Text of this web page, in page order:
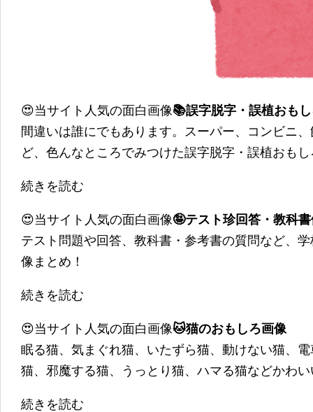
😍当サイト人気の面白画像📚誤字脱字・誤植おも
間違いは誰にでもあります。スーパー、コンビニ
ど、色んなところでみつけた誤字脱字・誤植おも
続きを読む
😍当サイト人気の面白画像🤪テスト珍回答・教科
テスト問題や回答、教科書・参考書の質問など、
像まとめ！
続きを読む
😍当サイト人気の面白画像🐱猫のおもしろ画像
眠る猫、気まぐれ猫、いたずら猫、動けない猫、
猫、邪魔する猫、うっとり猫、ハマる猫などかわ
続きを読む